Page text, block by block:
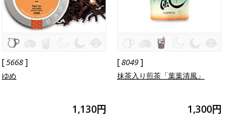
[5668]
ゆめ
1,130円
[8049]
抹茶入り煎茶「葉葉清風」
1,300円